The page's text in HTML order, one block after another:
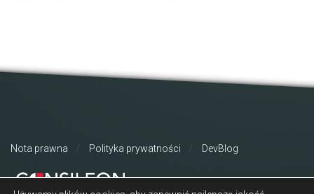
Nota prawna Polityka prywatności DevBlog